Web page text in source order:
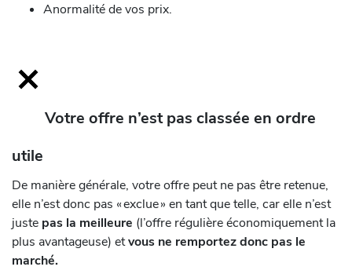
Anormalité de vos prix.
Votre offre n’est pas classée en ordre
utile
De manière générale, votre offre peut ne pas être retenue,
elle n’est donc pas « exclue » en tant que telle, car elle n’est
juste pas la meilleure (l’offre régulière économiquement la
plus avantageuse) etvous ne remportez donc pas le
marché.